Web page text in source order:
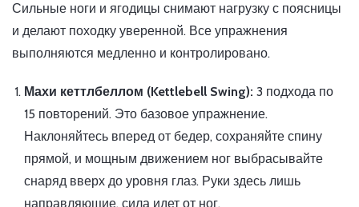
Сильные ноги и ягодицы снимают нагрузку с поясницы
и делают походку уверенной. Все упражнения
выполняются медленно и контролировано.
Махи кеттлбеллом (Kettlebell Swing): 3 подхода по
15 повторений. Это базовое упражнение.
Наклоняйтесь вперед от бедер, сохраняйте спину
прямой, и мощным движением ног выбрасывайте
снаряд вверх до уровня глаз. Руки здесь лишь
направляющие, сила идет от ног.